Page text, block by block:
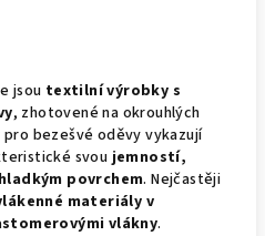
jsou textilní výrobky s
, zhotovené na okrouhlých
bezešvé oděvy vykazují
svoujemností,
povrchem. Nejčastěji
materiály v
vlákny.